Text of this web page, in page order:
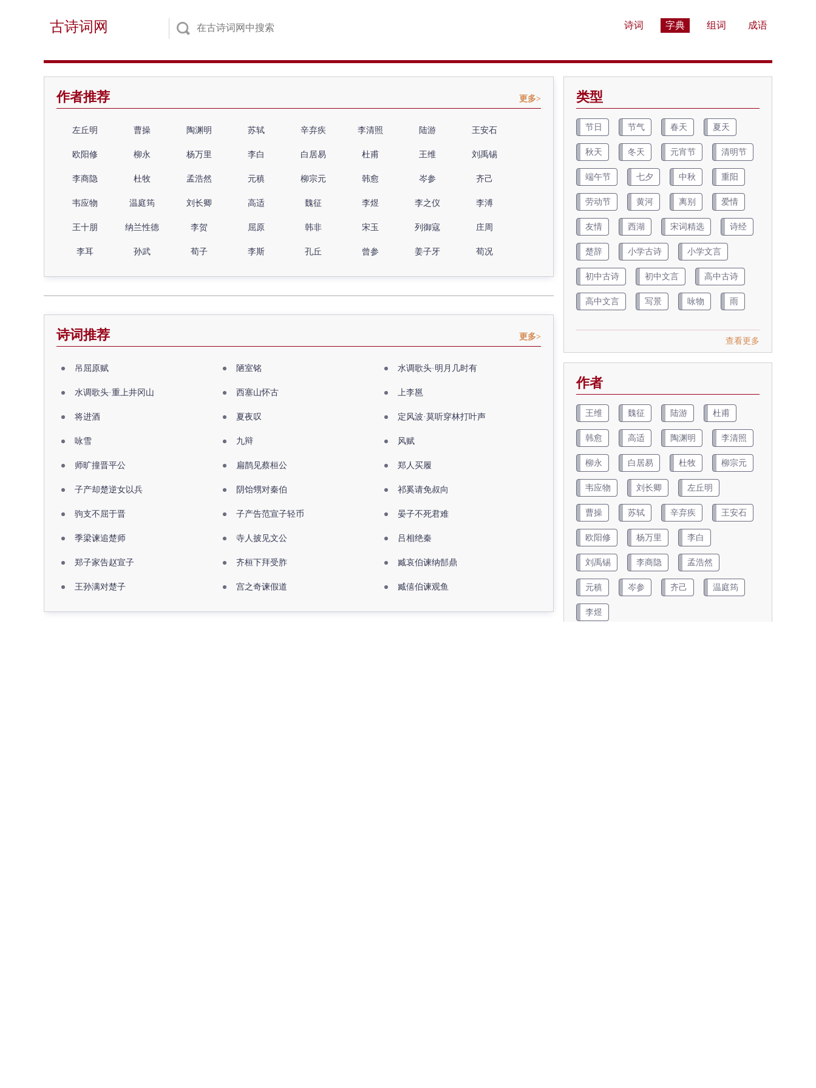
古诗词网 诗词 字典 组词 成语
作者推荐 更多>
左丘明 曹操 陶渊明 苏轼 辛弃疾 李清照 陆游 王安石
欧阳修 柳永 杨万里 李白 白居易 杜甫 王维 刘禹锡
李商隐 杜牧 孟浩然 元稹 柳宗元 韩愈 岑参 齐己
韦应物 温庭筠 刘长卿 高适 魏征 李煜 李之仪 李溥
王十朋 纳兰性德 李贺 屈原 韩非 宋玉 列御寇 庄周
李耳 孙武 荀子 李斯 孔丘 曾参 姜子牙 荀况
诗词推荐 更多>
吊屈原赋 陋室铭 水调歌头·明月几时有
水调歌头·重上井冈山 西塞山怀古 上李邕
将进酒 夏夜叹 定风波·莫听穿林打叶声
咏雪 九辩 风赋
师旷撞晋平公 扁鹊见蔡桓公 郑人买履
子产却楚逆女以兵 阴饴甥对秦伯 祁奚请免叔向
驹支不屈于晋 子产告范宣子轻币 晏子不死君难
季梁谏追楚师 寺人披见文公 吕相绝秦
郑子家告赵宣子 齐桓下拜受胙 臧哀伯谏纳郜鼎
王孙满对楚子 宫之奇谏假道 臧僖伯谏观鱼
类型
节日 节气 春天 夏天
秋天 冬天 元宵节 清明节
端午节 七夕 中秋 重阳
劳动节 黄河 离别 爱情
友情 西湖 宋词精选 诗经
楚辞 小学古诗 小学文言
初中古诗 初中文言 高中古诗
高中文言 写景 咏物 雨
查看更多
作者
王维 魏征 陆游 杜甫
韩愈 高适 陶渊明 李清照
柳永 白居易 杜牧 柳宗元
韦应物 刘长卿 左丘明
曹操 苏轼 辛弃疾 王安石
欧阳修 杨万里 李白
刘禹锡 李商隐 孟浩然
元稹 岑参 齐己 温庭筠
李煜